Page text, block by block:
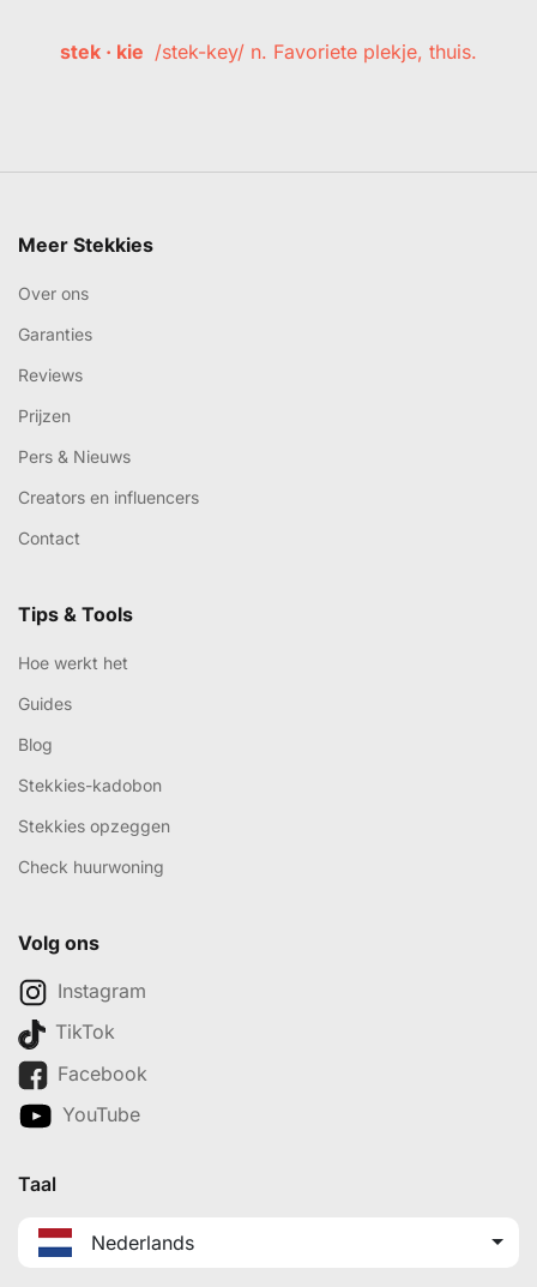
stek · kie /stek-key/ n. Favoriete plekje, thuis.
Meer Stekkies
Over ons
Garanties
Reviews
Prijzen
Pers & Nieuws
Creators en influencers
Contact
Tips & Tools
Hoe werkt het
Guides
Blog
Stekkies-kadobon
Stekkies opzeggen
Check huurwoning
Volg ons
Instagram
TikTok
Facebook
YouTube
Taal
Nederlands